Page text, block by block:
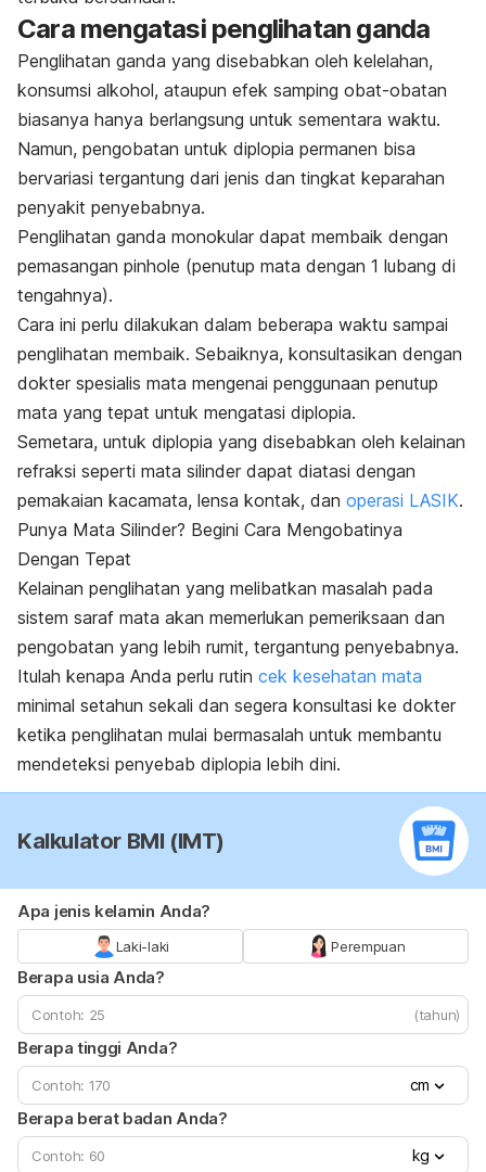
Cara mengatasi penglihatan ganda
Penglihatan ganda yang disebabkan oleh kelelahan,
konsumsi alkohol, ataupun efek samping obat-obatan
biasanya hanya berlangsung untuk sementara waktu.
Namun, pengobatan untuk diplopia permanen bisa
bervariasi tergantung dari jenis dan tingkat keparahan
penyakit penyebabnya.
Penglihatan ganda monokular dapat membaik dengan
pemasangan pinhole (penutup mata dengan 1 lubang di
tengahnya).
Cara ini perlu dilakukan dalam beberapa waktu sampai
penglihatan membaik. Sebaiknya, konsultasikan dengan
dokter spesialis mata mengenai penggunaan penutup
mata yang tepat untuk mengatasi diplopia.
Semetara, untuk diplopia yang disebabkan oleh kelainan
refraksi seperti mata silinder dapat diatasi dengan
pemakaian kacamata, lensa kontak, dan operasi LASIK.
Punya Mata Silinder? Begini Cara Mengobatinya
Dengan Tepat
Kelainan penglihatan yang melibatkan masalah pada
sistem saraf mata akan memerlukan pemeriksaan dan
pengobatan yang lebih rumit, tergantung penyebabnya.
Itulah kenapa Anda perlu rutin cek kesehatan mata
minimal setahun sekali dan segera konsultasi ke dokter
ketika penglihatan mulai bermasalah untuk membantu
mendeteksi penyebab diplopia lebih dini.
Kalkulator BMI (IMT)
Apa jenis kelamin Anda?
Laki-laki Perempuan
Berapa usia Anda?
(tahun)
Berapa tinggi Anda?
cm
Berapa berat badan Anda?
kg